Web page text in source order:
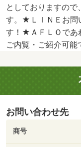
としておりますので
す。★ＬＩＮＥお問
す！★ＡＦＬＯであ
ご内覧・ご紹介可能
お問い合わせ先
商号